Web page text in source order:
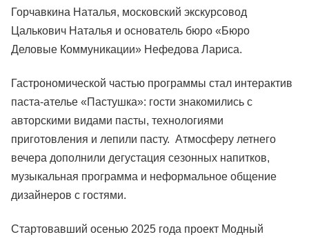
Горчавкина Наталья, московский экскурсовод
Цалькович Наталья и основатель бюро «Бюро
Деловые Коммуникации» Нефедова Лариса.
Гастрономической частью программы стал интерактив
паста-ателье «Пастушка»: гости знакомились с
авторскими видами пасты, технологиями
приготовления и лепили пасту. Атмосферу летнего
вечера дополнили дегустация сезонных напитков,
музыкальная программа и неформальное общение
дизайнеров с гостями.
Стартовавший осенью 2025 года проект Модный